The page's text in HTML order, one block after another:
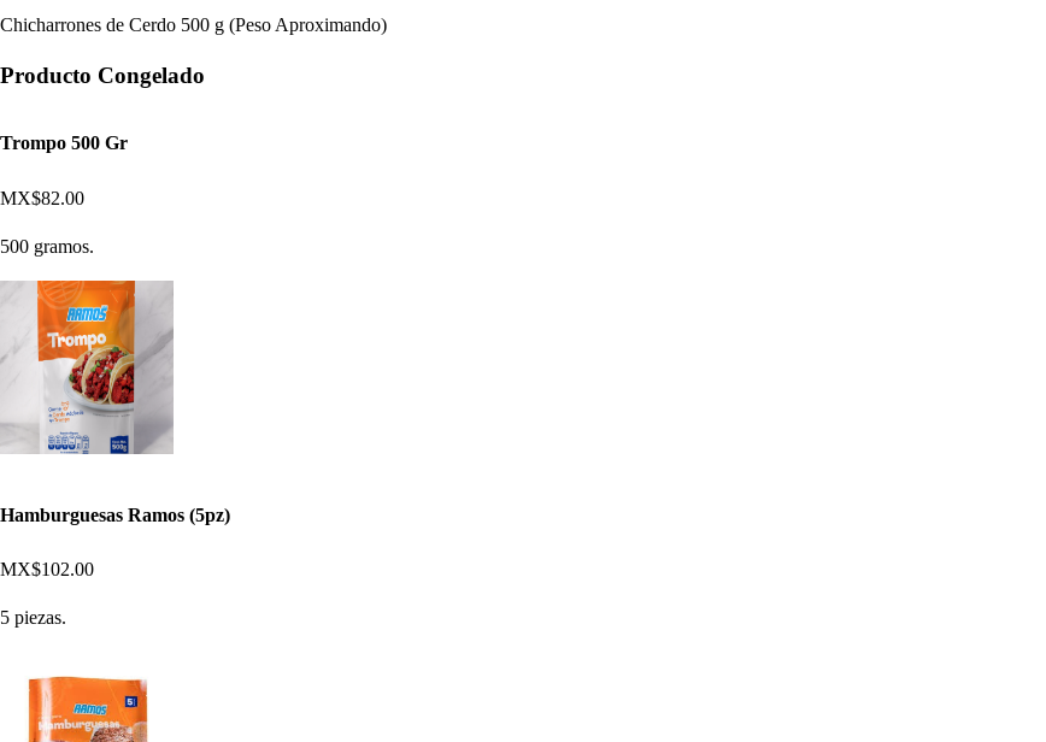
Chicharrones de Cerdo 500 g (Peso Aproximando)
Producto Congelado
Trompo 500 Gr
MX$82.00
500 gramos.
Hamburguesas Ramos (5pz)
MX$102.00
5 piezas.